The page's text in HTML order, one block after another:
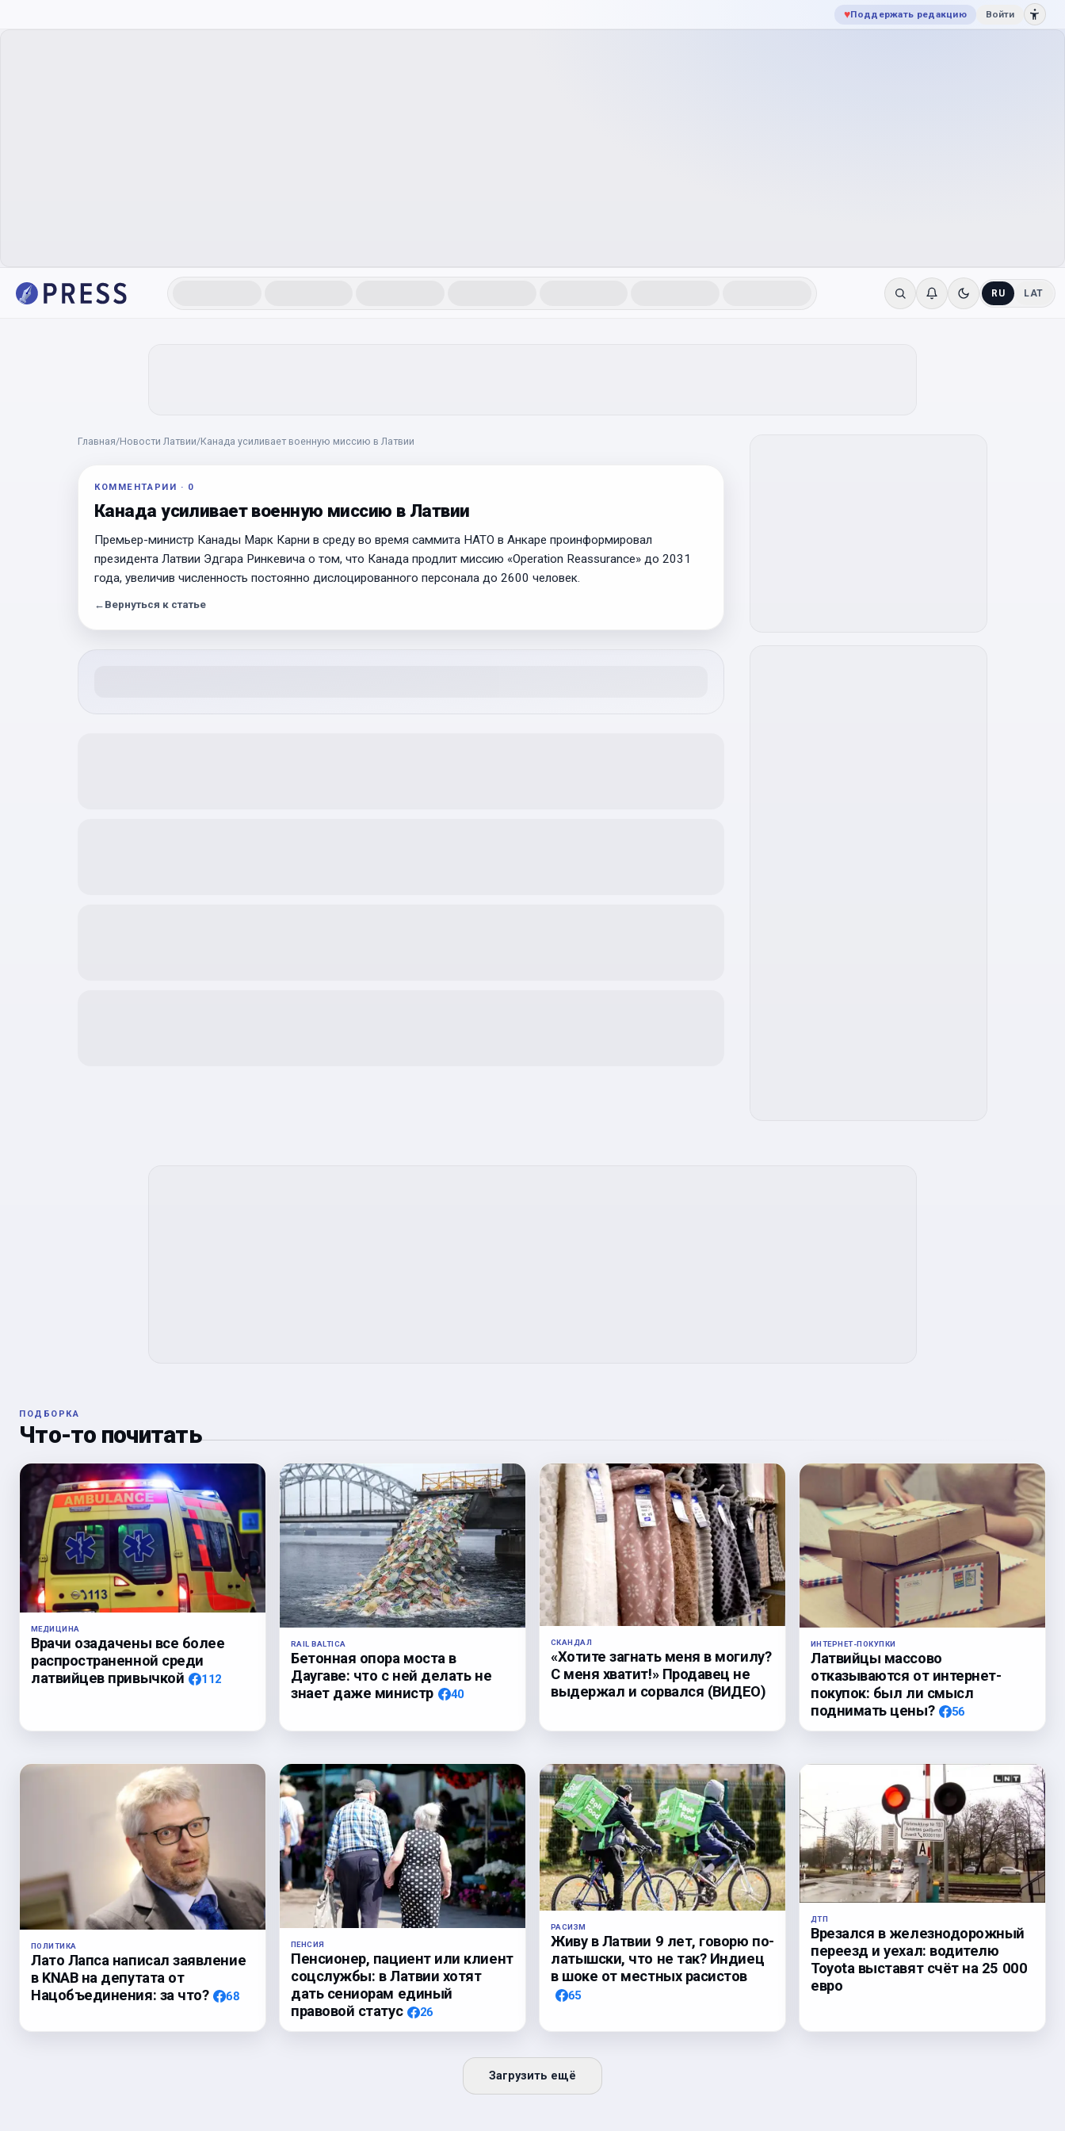
♥Поддержать редакцию Войти
RU LAT
Главная/Новости Латвии/Канада усиливает военную миссию в Латвии
КОММЕНТАРИИ · 0
Канада усиливает военную миссию в Латвии
Премьер-министр Канады Марк Карни в среду во время саммита НАТО в Анкаре проинформировал
президента Латвии Эдгара Ринкевича о том, что Канада продлит миссию «Operation Reassurance» до 2031
года, увеличив численность постоянно дислоцированного персонала до 2600 человек.
← Вернуться к статье
ПОДБОРКА
Что-то почитать
МЕДИЦИНА
Врачи озадачены все более
распространенной среди
латвийцев привычкой
112
RAIL BALTICA
Бетонная опора моста в
Даугаве: что с ней делать не
знает даже министр
40
СКАНДАЛ
«Хотите загнать меня в могилу?
С меня хватит!» Продавец не
выдержал и сорвался (ВИДЕО)
ИНТЕРНЕТ-ПОКУПКИ
Латвийцы массово
отказываются от интернет-
покупок: был ли смысл
поднимать цены?
56
ПОЛИТИКА
Лато Лапса написал заявление
в KNAB на депутата от
Нацобъединения: за что?
68
ПЕНСИЯ
Пенсионер, пациент или клиент
соцслужбы: в Латвии хотят
дать сениорам единый
правовой статус
26
РАСИЗМ
Живу в Латвии 9 лет, говорю по-
латышски, что не так? Индиец
в шоке от местных расистов
65
ДТП
Врезался в железнодорожный
переезд и уехал: водителю
Toyota выставят счёт на 25 000
евро
Загрузить ещё